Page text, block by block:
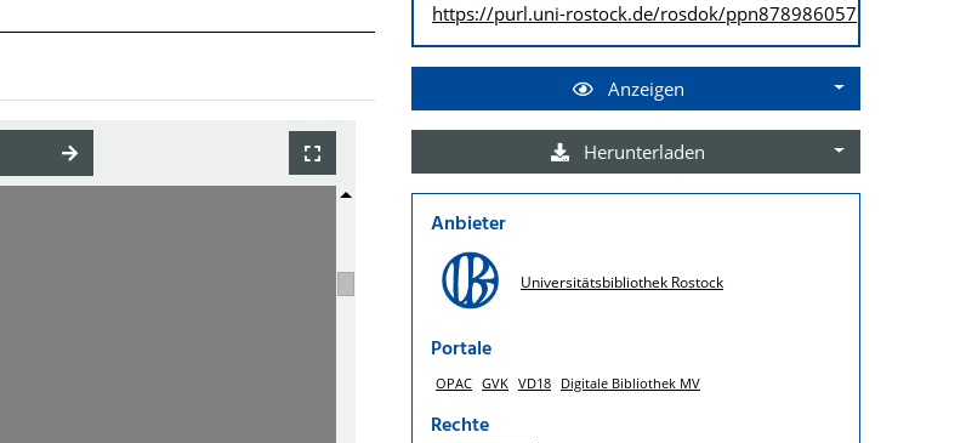
https://purl.uni-rostock.de/rosdok/ppn878986057
Anzeigen
Herunterladen
Anbieter
Universitätsbibliothek Rostock
Portale
OPAC GVK VD18 Digitale Bibliothek MV
Rechte